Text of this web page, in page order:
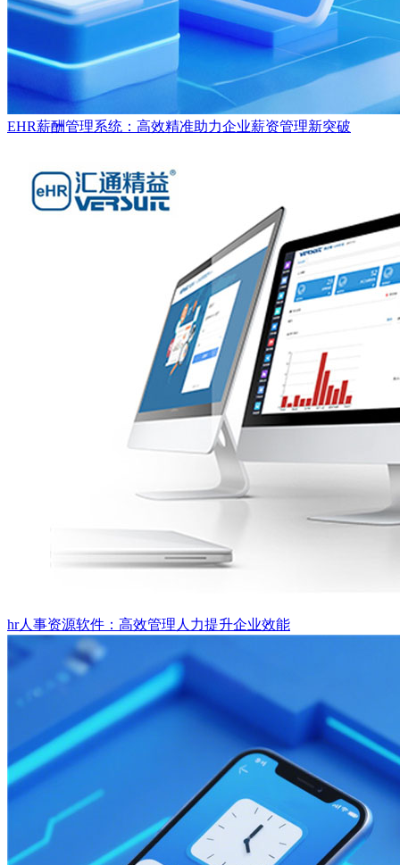
EHR薪酬管理系统：高效精准助力企业薪资管理新突破
hr人事资源软件：高效管理人力提升企业效能